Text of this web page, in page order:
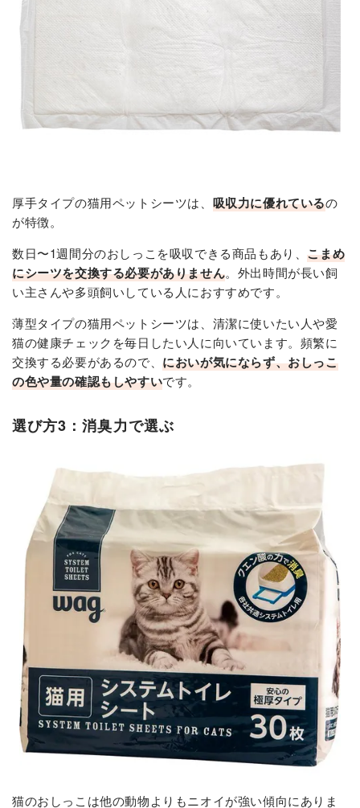
厚手タイプの猫用ペットシーツは、 吸収力に優れているの
が特徴。
数日〜1週間分のおしっこを吸収できる商品もあり、こまめ
にシーツを交換する必要がありません。外出時間が長い飼
い主さんや多頭飼いしている人におすすめです。
薄型タイプの猫用ペットシーツは、清潔に使いたい人や愛
猫の健康チェックを毎日したい人に向いています。 頻繁に
交換する必要があるので、においが気にならず、おしっこ
の色や量の確認もしやすいです。
選び方3：消臭力で選ぶ
猫のおしっこは他の動物よりもニオイが強い傾向にありま